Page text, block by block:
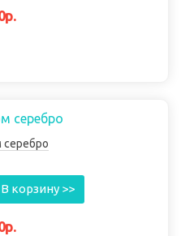
В корзину >>